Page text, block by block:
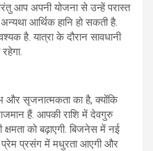
आप अपनी योजना से उन्हें परास्त
आर्थिक हानि हो सकती है.
है. यात्रा के दौरान सावधानी
और सृजनात्मकता का है, क्योंकि
हैं. आपकी राशि में देवगुरु
को बढ़ाएगी. बिजनेस में नई
प्रसंग में मधुरता आएगी और